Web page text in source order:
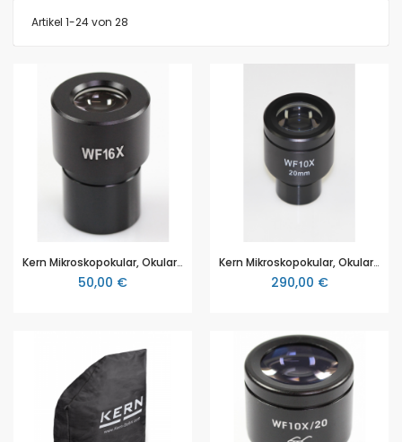
Artikel 1-24von 28
Kern Mikroskopokular, Okular (Ø 23,2 mm): WF 16 x /Ø 13 mm (OBB-A1354)
50,00 €
Kern Mikroskopokular, Okular (Ø 23,2 mm): WF 10 x /Ø 20 mm (OBB-A1351), für Kern OBL Serie
290,00 €